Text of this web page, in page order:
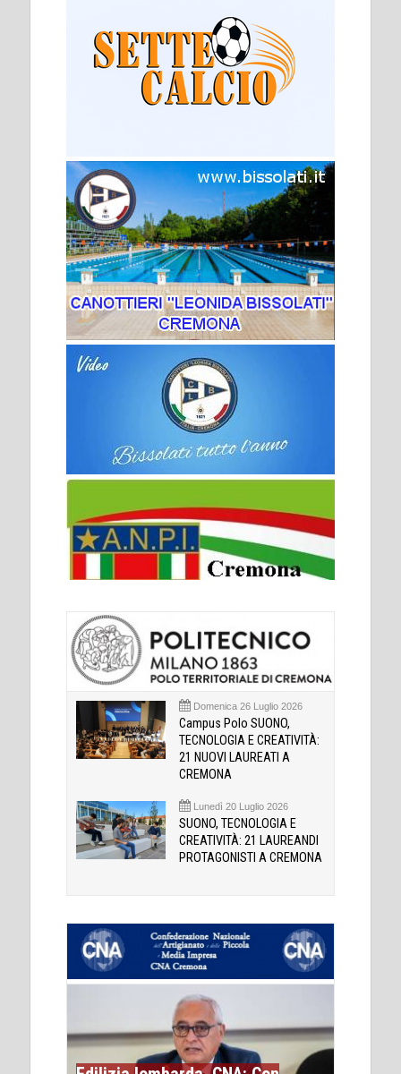
Domenica 26 Luglio 2026
Campus Polo SUONO,
TECNOLOGIA E CREATIVITÀ:
21 NUOVI LAUREATI A
CREMONA
Lunedì 20 Luglio 2026
SUONO, TECNOLOGIA E
CREATIVITÀ: 21 LAUREANDI
PROTAGONISTI A CREMONA